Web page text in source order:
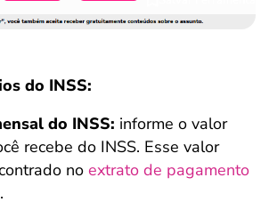
do INSS:
do INSS: informe o valor
recebe do INSS. Esse valor
no extrato de pagamento